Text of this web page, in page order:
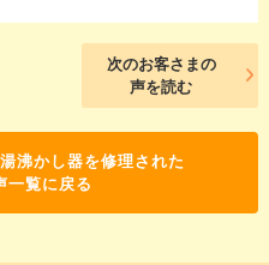
次のお客さまの
声を読む
沸かし器を修理された
一覧に戻る